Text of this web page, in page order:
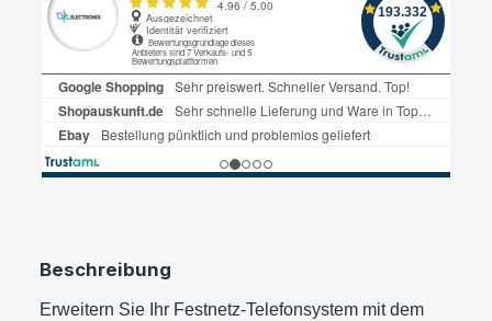
Beschreibung
Erweitern Sie Ihr Festnetz-Telefonsystem mit dem